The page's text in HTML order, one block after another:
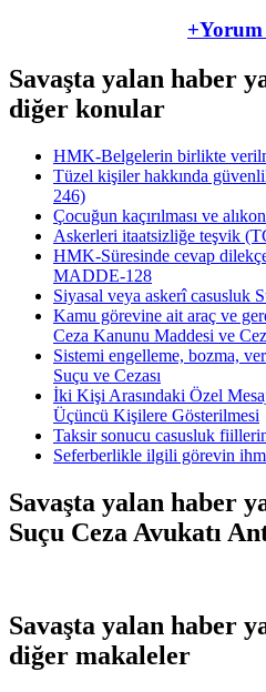
+Yorum
Savaşta yalan haber
diğer konular
HMK-Belgelerin birlikte
Tüzel kişiler hakkında
246)
Çocuğun kaçırılması ve
Askerleri itaatsizliğe teşvik
HMK-Süresinde cevap
MADDE-128
Siyasal veya askerî casusluk
Kamu görevine ait araç ve
Ceza Kanunu Maddesi ve
Sistemi engelleme, bozma,
Suçu ve Cezası
İki Kişi Arasındaki Özel
Üçüncü Kişilere Gösterilmesi
Taksir sonucu casusluk
Seferberlikle ilgili görevin
Savaşta yalan haber
Suçu Ceza Avukatı
Savaşta yalan haber
diğer makaleler